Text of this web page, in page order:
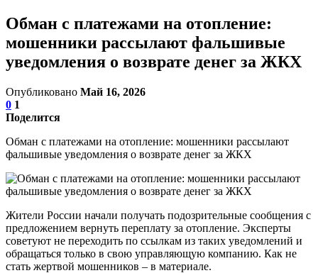
Обман с платежами на отопление:
мошенники рассылают фальшивые
уведомления о возврате денег за ЖКХ
Опубликовано Май 16, 2026
0 1
Поделится
Обман с платежами на отопление: мошенники рассылают
фальшивые уведомления о возврате денег за ЖКХ
Жители России начали получать подозрительные сообщения с
предложением вернуть переплату за отопление. Эксперты
советуют не переходить по ссылкам из таких уведомлений и
обращаться только в свою управляющую компанию. Как не
стать жертвой мошенников – в материале.